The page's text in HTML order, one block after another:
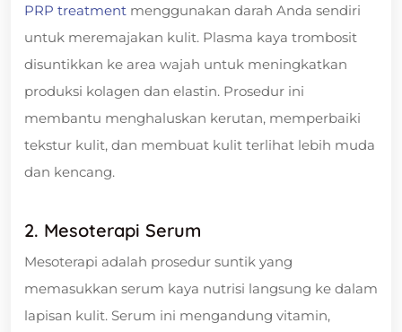
PRP treatment menggunakan darah Anda sendiri
untuk meremajakan kulit. Plasma kaya trombosit
disuntikkan ke area wajah untuk meningkatkan
produksi kolagen dan elastin. Prosedur ini
membantu menghaluskan kerutan, memperbaiki
tekstur kulit, dan membuat kulit terlihat lebih muda
dan kencang.
2. Mesoterapi Serum
Mesoterapi adalah prosedur suntik yang
memasukkan serum kaya nutrisi langsung ke dalam
lapisan kulit. Serum ini mengandung vitamin,